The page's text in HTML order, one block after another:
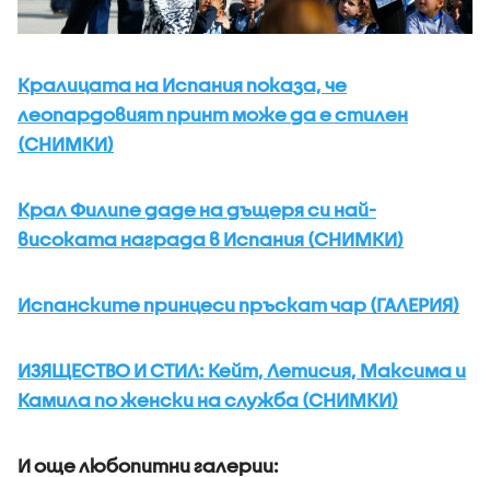
Кралицата на Испания показа, че
леопардовият принт може да е стилен
(СНИМКИ)
Крал Филипе даде на дъщеря си най-
високата награда в Испания (СНИМКИ)
Испанските принцеси пръскат чар (ГАЛЕРИЯ)
ИЗЯЩЕСТВО И СТИЛ: Кейт, Летисия, Максима и
Камила по женски на служба (СНИМКИ)
И още любопитни галерии: